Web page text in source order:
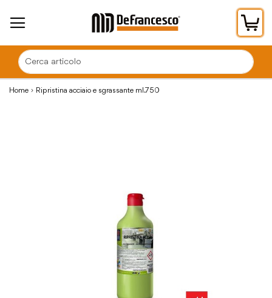
Home Ripristina acciaio e sgrassante ml.750